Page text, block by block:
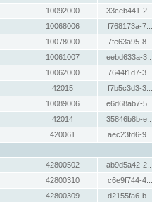
10092000 33ceb441-2...
10068006 f768173a-7...
10078000 7fe63a95-8...
10061007 eebd633a-3...
10062000 7644f1d7-3...
42015 f7b5c3d3-3...
10089006 e6d68ab7-5...
42014 35846b8b-e...
420061 aec23fd6-9...
42800502 ab9d5a42-2...
42800310 c6e9f744-4...
42800309 d2155fa6-b...